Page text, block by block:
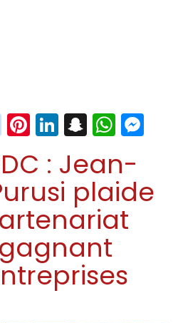
instagram
Pinterest
LinkedIn
Snapchat
: Jean-
plaide